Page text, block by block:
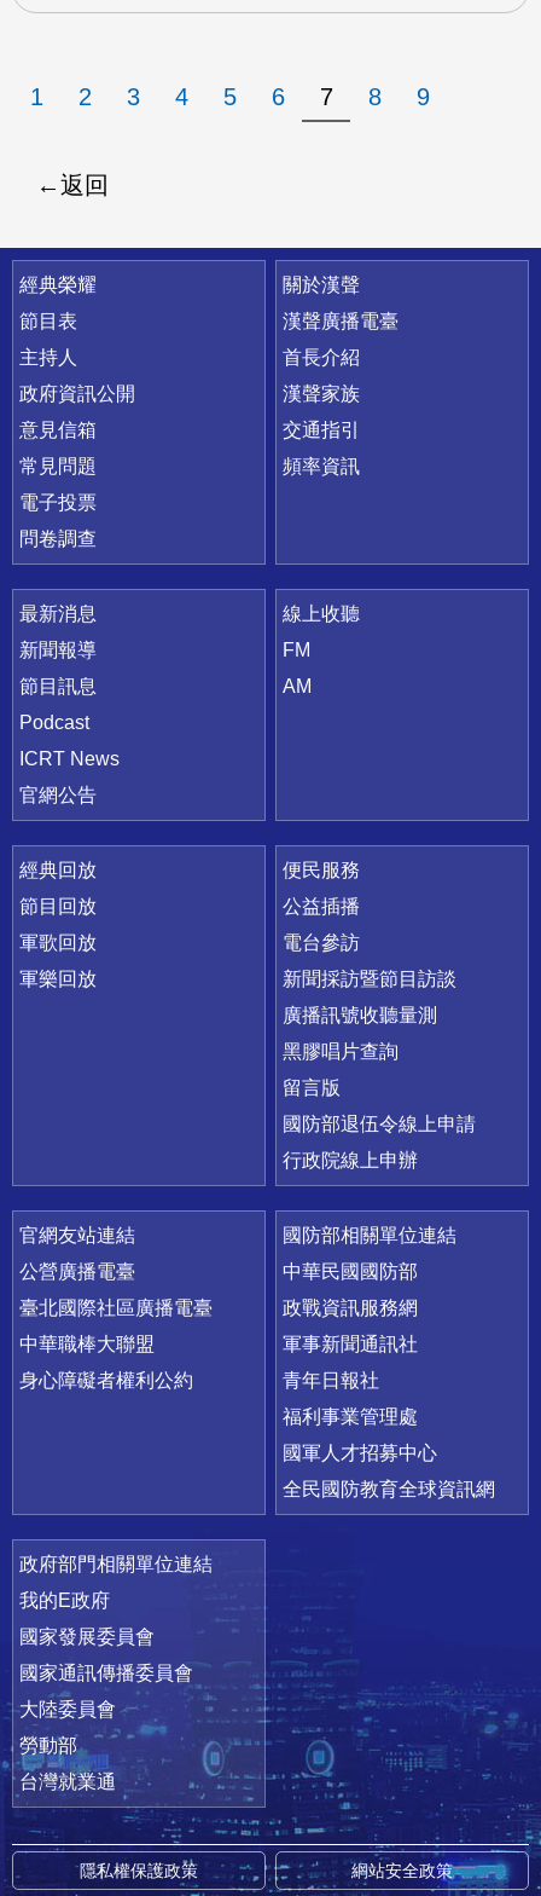
1 2 3 4 5 6 7 8 9
返回
快速連結
經典榮耀
節目表
主持人
政府資訊公開
意見信箱
常見問題
電子投票
問卷調查
關於漢聲
漢聲廣播電臺
首長介紹
漢聲家族
交通指引
頻率資訊
最新消息
新聞報導
節目訊息
Podcast
ICRT News
官網公告
線上收聽
FM
AM
經典回放
節目回放
軍歌回放
軍樂回放
便民服務
公益插播
電台參訪
新聞採訪暨節目訪談
廣播訊號收聽量測
黑膠唱片查詢
留言版
國防部退伍令線上申請
行政院線上申辦
官網友站連結
公營廣播電臺
臺北國際社區廣播電臺
中華職棒大聯盟
身心障礙者權利公約
國防部相關單位連結
中華民國國防部
政戰資訊服務網
軍事新聞通訊社
青年日報社
福利事業管理處
國軍人才招募中心
全民國防教育全球資訊網
政府部門相關單位連結
我的E政府
國家發展委員會
國家通訊傳播委員會
大陸委員會
勞動部
台灣就業通
隱私權保護政策 網站安全政策